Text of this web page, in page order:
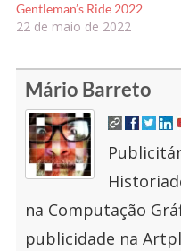
Gentleman’s Ride 2022
22 de maio de 2022
Mário Barreto
na Computação
publicidade na